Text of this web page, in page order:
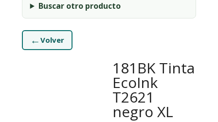
Buscar otro producto
← Volver
181BK Tinta
EcoInk
T2621
negro XL